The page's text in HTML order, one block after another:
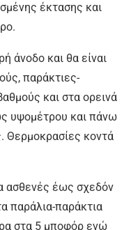
έκτασης και
άνοδο και θα είναι
παράκτιες-
και στα ορεινά
υψομέτρου και πάνω
Θερμοκρασίες κοντά
ασθενές έως σχεδόν
παράλια-παράκτια
στα 5 μποφόρ ενώ